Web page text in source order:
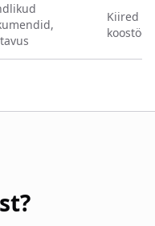
Kiired
koostöö